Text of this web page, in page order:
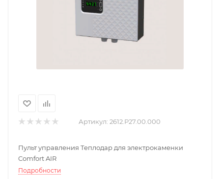
Артикул: 2612.Р27.00.000
Пульт управления Теплодар для электрокаменки
Comfort AIR
Подробности